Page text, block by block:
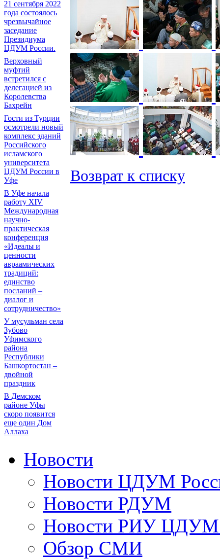
21 сентября 2022
года состоялось
чрезвычайное
заседание
Президиума
ЦДУМ России.
Верховный
муфтий
встретился с
делегацией из
Королевства
Бахрейн
Гости из Турции
осмотрели новый
комплекс зданий
Российского
исламского
университета
ЦДУМ России в
Уфе
В Уфе начала
работу XIV
Международная
научно-
практическая
конференция
«Идеалы и
ценности
авраамических
традиций:
единство
посланий –
диалог и
сотрудничество»
У мусульман села
Зубово
Уфимского
района
Республики
Башкортостан –
двойной
праздник
В Демском
районе Уфы
скоро появится
еще один Дом
Аллаха
Возврат к списку
Новости
Новости ЦДУМ
Новости РДУМ
Новости РИУ ЦДУМ
Обзор СМИ